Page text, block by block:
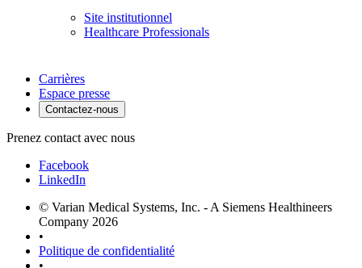
Site institutionnel
Healthcare Professionals
Carrières
Espace presse
Contactez-nous
Prenez contact avec nous
Facebook
LinkedIn
© Varian Medical Systems, Inc. - A Siemens Healthineers
Company 2026
•
Politique de confidentialité
•